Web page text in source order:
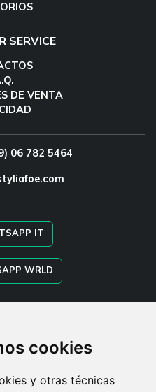
cookies
y otras técnicas
SERVICE
DE VENTA
06 782 5464
IT
WRLD
ORDERS